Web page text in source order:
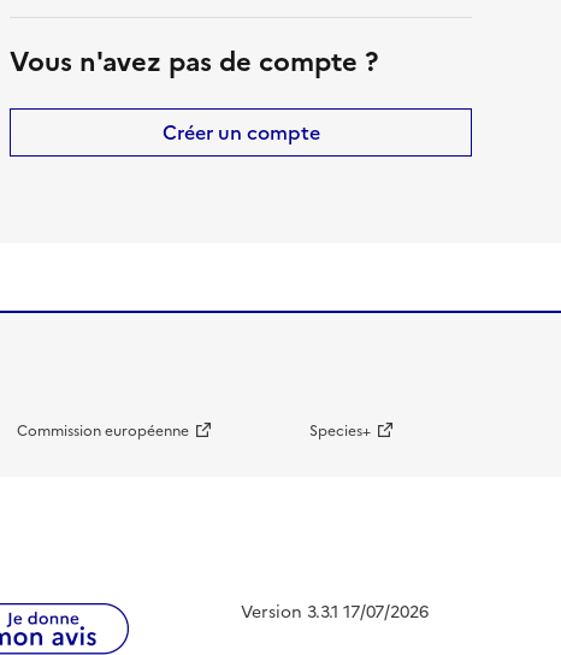
Vous n'avez pas de compte ?
Créer un compte
Commission européenne Species+
Version 3.3.1 17/07/2026